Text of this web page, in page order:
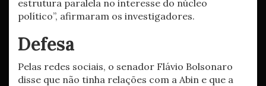
estrutura paralela no interesse do núcleo
político”, afirmaram os investigadores.
Defesa
Pelas redes sociais, o senador Flávio Bolsonaro
disse que não tinha relações com a Abin e que a